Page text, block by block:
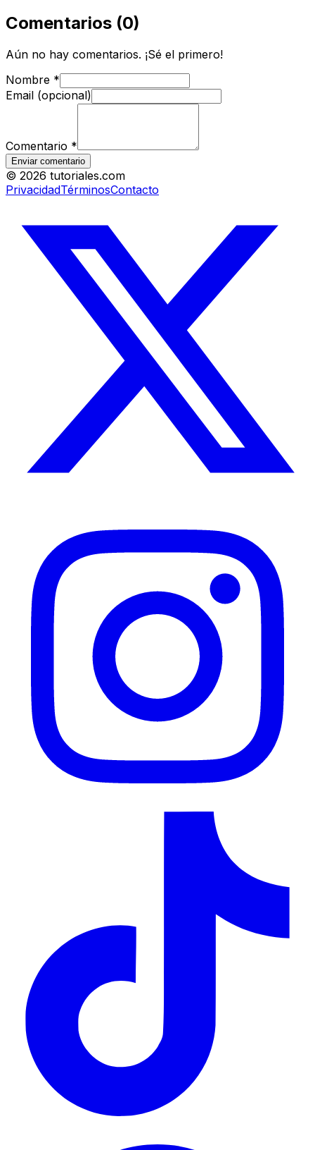
Comentarios (0)
Aún no hay comentarios. ¡Sé el primero!
Nombre *
Email (opcional)
Comentario *
Enviar comentario
© 2026 tutoriales.com
PrivacidadTérminosContacto